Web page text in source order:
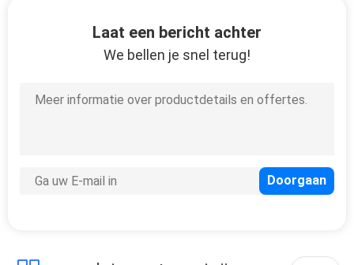
Laat een bericht achter
We bellen je snel terug!